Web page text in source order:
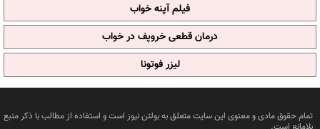
فیلم آپنه خواب
درمان قطعی خروپف در خواب
لیزر فوتونا
تمام حقوق مادی و معنوی این سایت متعلق به بولتن نیوز است و استفاده از مطالب با ذکر منبع